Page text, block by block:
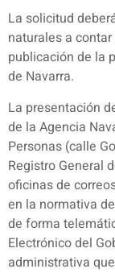
La solicitud
naturales a
publicación de la
de Navarra.
La presentación
de la Agencia
Personas (calle
Registro General
oficinas de
en la normativa
de forma
Electrónico del
administrativa